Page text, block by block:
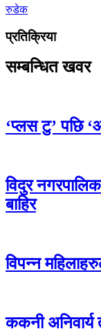
रुडेक
प्रतिक्रिया
सम्बन्धित खवर
‘प्लस टु’ पछि
विदुर
बाहिर
विपन्न
ककनी अनिवार्य